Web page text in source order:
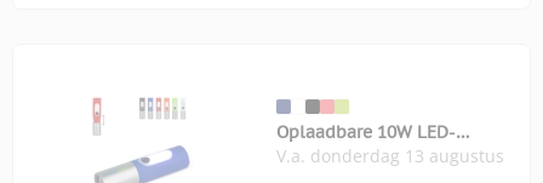
Oplaadbare 10W LED-
zaklamp zoom
V.a. donderdag 13 augustus